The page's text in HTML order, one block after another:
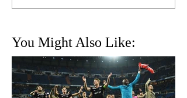
You Might Also Like: